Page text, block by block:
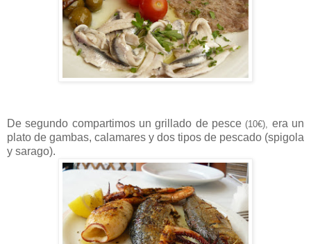
De segundo compartimos un grillado de pesce(10€), era un
plato de gambas, calamares y dos tipos de pescado (spigola
y sarago).